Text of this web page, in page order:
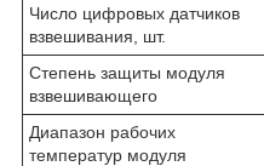
Число цифровых датчиков
взвешивания, шт.
Степень защиты модуля
взвешивающего
Диапазон рабочих
температур модуля